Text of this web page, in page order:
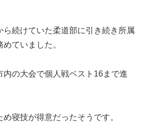
ら続けていた柔道部に引き続き所属
ていました。
内の大会で個人戦ベスト16まで進
寝技が得意だったそうです。